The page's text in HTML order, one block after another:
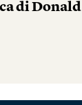
di Donald